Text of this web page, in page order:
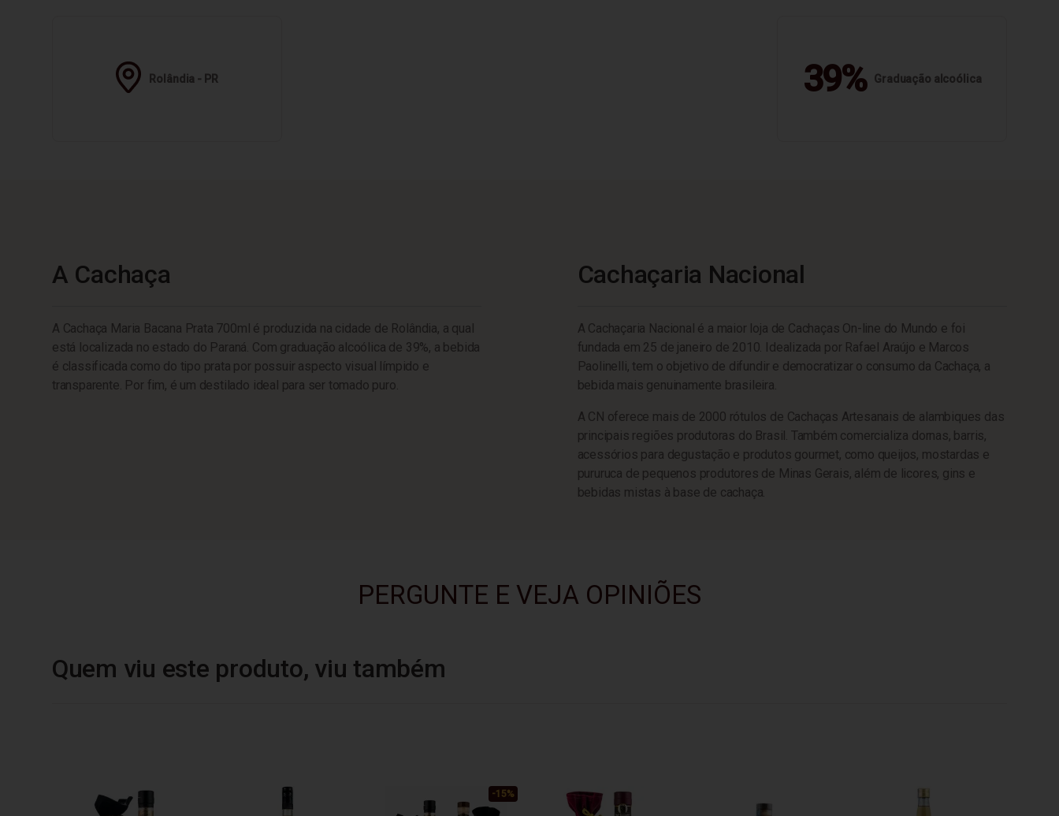
Rolândia - PR 39% Graduação alcoólica
A Cachaça
A Cachaça Maria Bacana Prata 700ml é produzida na cidade de Rolândia, a qual
está localizada no estado do Paraná. Com graduação alcoólica de 39%, a bebida
é classificada como do tipo prata por possuir aspecto visual límpido e
transparente. Por fim, é um destilado ideal para ser tomado puro.
Cachaçaria Nacional
A Cachaçaria Nacional é a maior loja de Cachaças On-line do Mundo e foi
fundada em 25 de janeiro de 2010. Idealizada por Rafael Araújo e Marcos
Paolinelli, tem o objetivo de difundir e democratizar o consumo da Cachaça, a
bebida mais genuinamente brasileira.
A CN oferece mais de 2000 rótulos de Cachaças Artesanais de alambiques das
principais regiões produtoras do Brasil. Também comercializa dornas, barris,
acessórios para degustação e produtos gourmet, como queijos, mostardas e
pururuca de pequenos produtores de Minas Gerais, além de licores, gins e
bebidas mistas à base de cachaça.
PERGUNTE E VEJA OPINIÕES
Quem viu este produto, viu também
-15%